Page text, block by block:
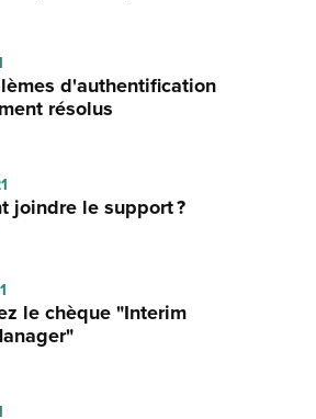
d'authentification
résolus
joindre le support ?
le chèque "Interim